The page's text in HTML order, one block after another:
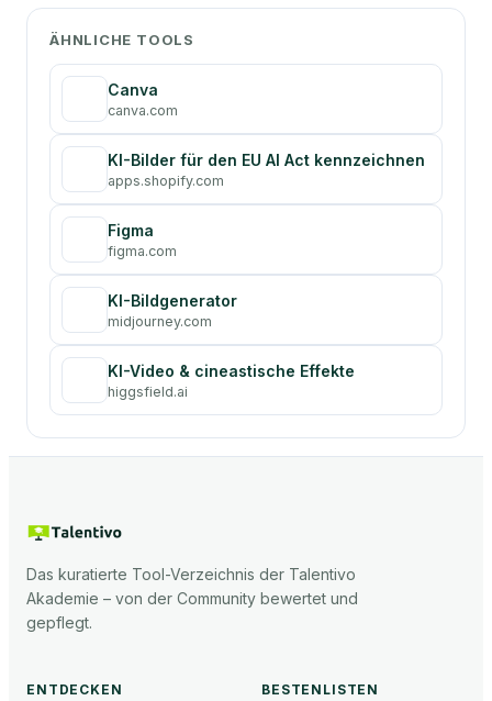
ÄHNLICHE TOOLS
Canva
canva.com
KI-Bilder für den EU AI Act kennzeichnen
apps.shopify.com
Figma
figma.com
KI-Bildgenerator
midjourney.com
KI-Video & cineastische Effekte
higgsfield.ai
Das kuratierte Tool-Verzeichnis der Talentivo
Akademie – von der Community bewertet und
gepflegt.
ENTDECKEN BESTENLISTEN